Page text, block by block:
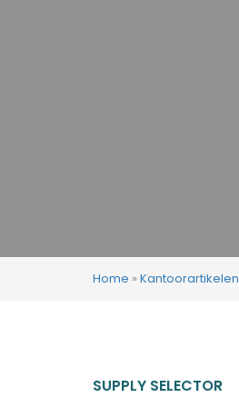
Home » Kantoorartikelen
SUPPLY SELECTOR